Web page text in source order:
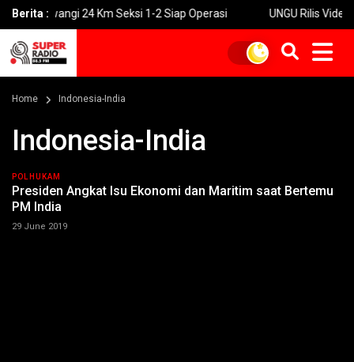
Berita :
Prosiwangi 24 Km Seksi 1-2 Siap Operasi UNGU Rilis Video
Home Indonesia-India
Indonesia-India
POLHUKAM
Presiden Angkat Isu Ekonomi dan Maritim saat Bertemu
PM India
29 June 2019